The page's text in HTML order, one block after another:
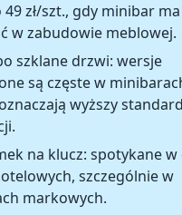
49 zł/szt., gdy minibar ma
w zabudowie meblowej.
szklane drzwi: wersje
są częste w
wyższy standard
na klucz: spotykane w
szczególnie w
markowych.